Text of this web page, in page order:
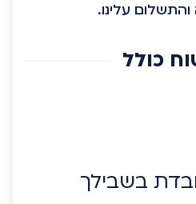
והתשלום עלינו.
כולל
בשבילך